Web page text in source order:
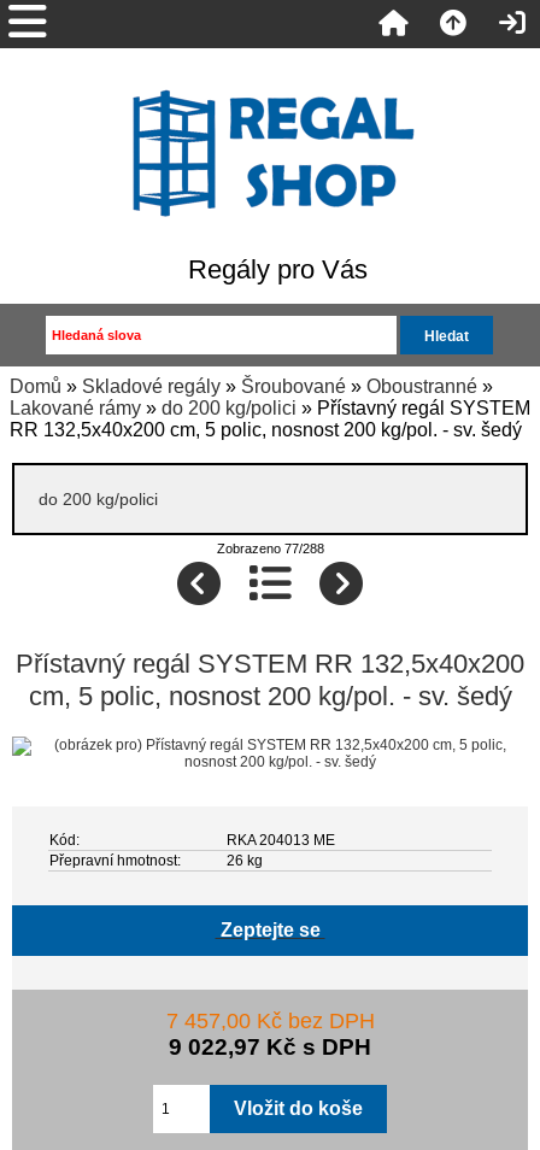
Regály pro Vás
Domů » Skladové regály » Šroubované » Oboustranné »
Lakované rámy » do 200 kg/polici » Přístavný regál SYSTEM
RR 132,5x40x200 cm, 5 polic, nosnost 200 kg/pol. - sv. šedý
do 200 kg/polici
Zobrazeno 77/288
Přístavný regál SYSTEM RR 132,5x40x200
cm, 5 polic, nosnost 200 kg/pol. - sv. šedý
Kód:
RKA 204013 ME
Přepravní hmotnost:
26 kg
Zeptejte se
7 457,00 Kč bez DPH
9 022,97 Kč s DPH